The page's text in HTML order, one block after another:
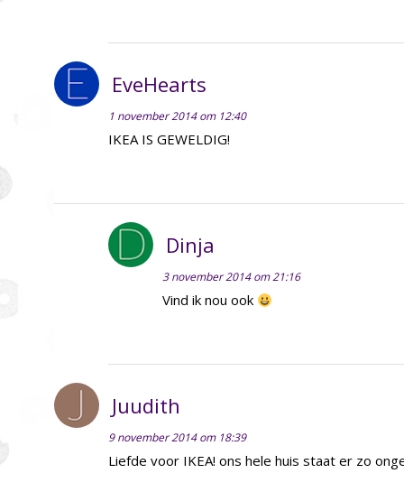
EveHearts
1 november 2014 om 12:40
IKEA IS GEWELDIG!
Dinja
3 november 2014 om 21:16
Vind ik nou ook
Juudith
9 november 2014 om 18:39
Liefde voor IKEA! ons hele huis staat er zo